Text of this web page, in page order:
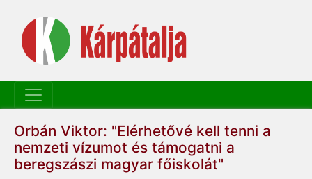
Orbán Viktor: "Elérhetővé kell tenni a
nemzeti vízumot és támogatni a
beregszászi magyar főiskolát"